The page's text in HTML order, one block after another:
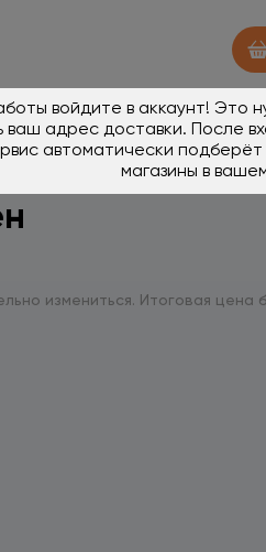
войдите в аккаунт! Это
ваш адрес доставки. После
автоматически
магазины в
измениться. Итоговая цена